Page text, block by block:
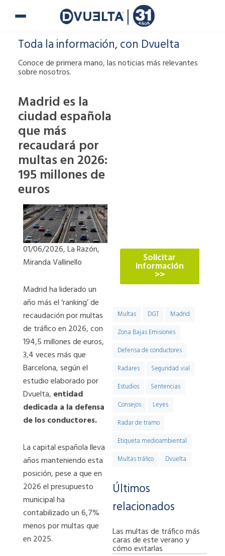
Toda la información, con Dvuelta
Conoce de primera mano, las noticias más relevantes
sobre nosotros.
Madrid es la
ciudad española
que más
recaudará por
multas en 2026:
195 millones de
euros
01/06/2026, La Razón,
Miranda Vallinello
Madrid ha liderado un
año más el ‘ranking’ de
recaudación por multas
de tráfico en 2026, con
194,5 millones de euros,
3,4 veces más que
Barcelona, según el
estudio elaborado por
Dvuelta, entidad
dedicada a la defensa
de los conductores.
La capital española lleva
años manteniendo esta
posición, pese a que en
2026 el presupuesto
municipal ha
contabilizado un 6,7%
menos por multas que
en 2025.
Solicitar
información
>>
Multas DGT
Madrid
Zona Bajas Emisiones
Defensa de conductores
Radares
Seguridad vial
Estudios
Sentencias
Consejos
Leyes
Radar de tramo
Etiqueta medioambiental
Multas tráfico
Dvuelta
Últimos
relacionados
Las multas de tráfico más
caras de este verano y
cómo evitarlas